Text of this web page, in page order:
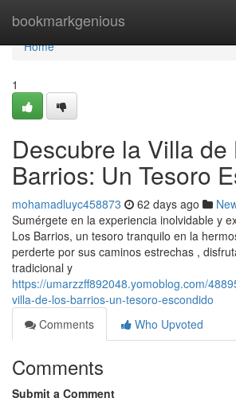
bookmarkgenious
Home
Home
1
Descubre la Villa de
Barrios: Un Tesoro
mohamadluyc458873 62 days ago
Sumérgete en la experiencia inolvidable y
Los Barrios, un tesoro tranquilo en la
perderte por sus caminos estrechas ,
tradicional y
https://umarzzff892048.yomoblog.com/
villa-de-los-barrios-un-tesoro-escondido
Comments
Who Upvoted
Comments
Submit a Comment